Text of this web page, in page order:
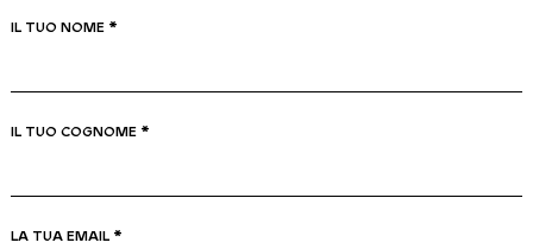
IL TUO NOME *
IL TUO COGNOME *
LA TUA EMAIL *